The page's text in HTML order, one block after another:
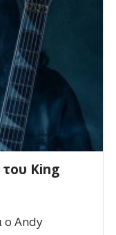
King
ο Andy